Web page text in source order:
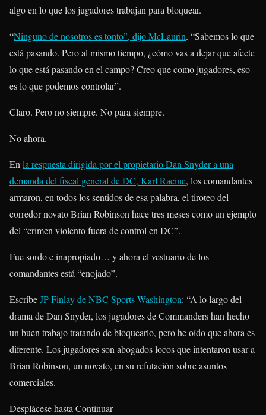
algo en lo que los jugadores trabajan para bloquear.
“Ninguno de nosotros es tonto”, dijo McLaurin. “Sabemos lo que
está pasando. Pero al mismo tiempo, ¿cómo vas a dejar que afecte
lo que está pasando en el campo? Creo que como jugadores, eso
es lo que podemos controlar”.
Claro. Pero no siempre. No para siempre.
No ahora.
En la respuesta dirigida por el propietario Dan Snyder a una
demanda del fiscal general de DC, Karl Racine, los comandantes
armaron, en todos los sentidos de esa palabra, el tiroteo del
corredor novato Brian Robinson hace tres meses como un ejemplo
del “crimen violento fuera de control en DC”.
Fue sordo e inapropiado… y ahora el vestuario de los
comandantes está “enojado”.
EscribeJP Finlay de NBC Sports Washington: “A lo largo del
drama de Dan Snyder, los jugadores de Commanders han hecho
un buen trabajo tratando de bloquearlo, pero he oído que ahora es
diferente. Los jugadores son abogados locos que intentaron usar a
Brian Robinson, un novato, en su refutación sobre asuntos
comerciales.
Desplácese hasta Continuar